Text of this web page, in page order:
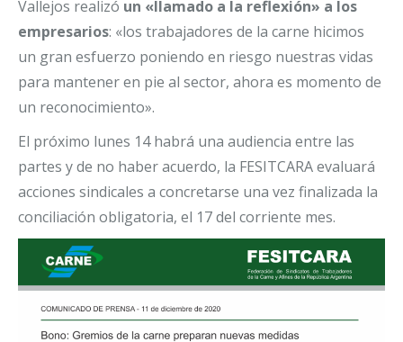
Vallejos realizó un «llamado a la reflexión» a los
empresarios: «los trabajadores de la carne hicimos
un gran esfuerzo poniendo en riesgo nuestras vidas
para mantener en pie al sector, ahora es momento de
un reconocimiento».
El próximo lunes 14 habrá una audiencia entre las
partes y de no haber acuerdo, la FESITCARA evaluará
acciones sindicales a concretarse una vez finalizada la
conciliación obligatoria, el 17 del corriente mes.